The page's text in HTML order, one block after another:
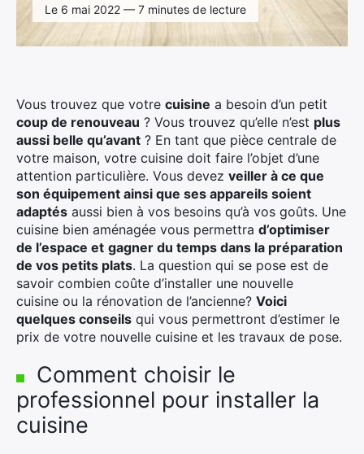
Le 6 mai 2022 — 7 minutes de lecture
Vous trouvez que votre cuisine a besoin d’un petit
coup de renouveau ? Vous trouvez qu’elle n’est plus
aussi belle qu’avant ? En tant que pièce centrale de
votre maison, votre cuisine doit faire l’objet d’une
attention particulière. Vous devez veiller à ce que
son équipement ainsi que ses appareils soient
adaptés aussi bien à vos besoins qu’à vos goûts. Une
cuisine bien aménagée vous permettra d’optimiser
de l’espace et gagner du temps dans la préparation
de vos petits plats. La question qui se pose est de
savoir combien coûte d’installer une nouvelle
cuisine ou la rénovation de l’ancienne? Voici
quelques conseils qui vous permettront d’estimer le
prix de votre nouvelle cuisine et les travaux de pose.
Comment choisir le
professionnel pour installer la
cuisine